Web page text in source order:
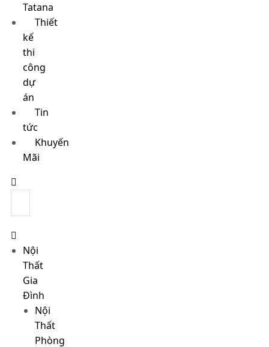
Tatana
Thiết
kế
thi
công
dự
án
Tin
tức
Khuyến
Mãi
Nội
Thất
Gia
Đình
Nội
Thất
Phòng